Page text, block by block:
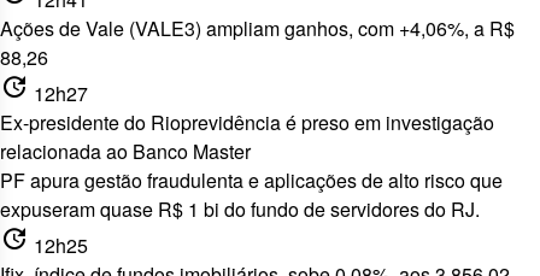
Ações de Vale (VALE3) ampliam ganhos, com +4,06%, a R$
88,26
update 12h27
Ex-presidente do Rioprevidência é preso em investigação
relacionada ao Banco Master
PF apura gestão fraudulenta eaplicações de alto risco que
expuseram quase R$ 1 bi do fundo de servidores do RJ.
update 12h25